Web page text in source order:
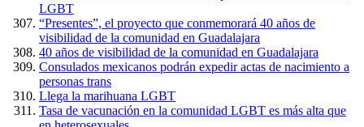
LGBT
“Presentes”, el proyecto que conmemorará 40 años de
visibilidad de la comunidad en Guadalajara
40 años de visibilidad de la comunidad en Guadalajara
Consulados mexicanos podrán expedir actas de nacimiento a
personas trans
Llega la marihuana LGBT
Tasa de vacunación en la comunidad LGBT es más alta que